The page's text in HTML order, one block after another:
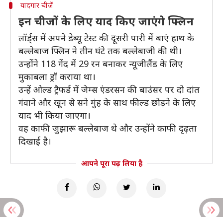
यादगार चीजें
इन चीजों के लिए याद किए जाएंगे फ्लिन
लॉर्ड्स में अपने डेब्यू टेस्ट की दूसरी पारी में बाएं हाथ के
बल्लेबाज फ्लिन ने तीन घंटे तक बल्लेबाजी की थी।
उन्होंने 118 गेंद में 29 रन बनाकर न्यूजीलैंड के लिए
मुकाबला ड्रॉ कराया था।
उन्हें ओल्ड ट्रैफर्ड में जेम्स एंडरसन की बाउंसर पर दो दांत
गंवाने और खून से सने मुंह के साथ फील्ड छोड़ने के लिए
याद भी किया जाएगा।
वह काफी जुझारू बल्लेबाज थे और उन्होंने काफी दृढ़ता
दिखाई है।
आपने पूरा पढ़ लिया है